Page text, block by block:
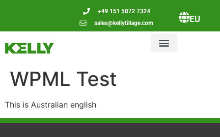
+49 151 5872 7324
sales@kellytillage.com
EU
WPML Test
This is Australian english